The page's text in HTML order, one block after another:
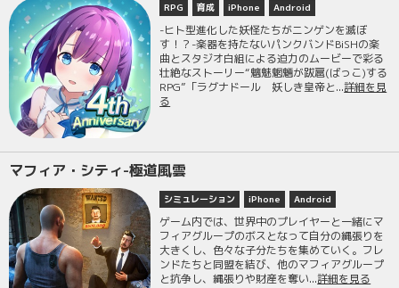
RPG 育成 iPhone Android
-ヒト型進化した妖怪たちがニンゲンを滅ぼ
す！？-楽器を持たないパンクバンドBiSHの楽
曲とスタジオ白組による迫力のムービーで彩る
壮絶なストーリー“魑魅魍魎が跋扈(ばっこ)する
RPG”「ラグナドール 妖しき皇帝と...詳細を見
る
マフィア・シティ-極道風雲
シミュレーション iPhone Android
ゲーム内では、世界中のプレイヤーと一緒にマ
フィアグループのボスとなって自分の縄張りを
大きくし、色々な子分たちを集めていく。フレ
ンドたちと同盟を結び、他のマフィアグループ
と抗争し、縄張りや財産を奪い...詳細を見る